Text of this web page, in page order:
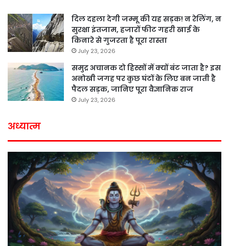
दिल दहला देगी जम्मू की यह सड़क! न रेलिंग, न
सुरक्षा इंतजाम, हजारों फीट गहरी खाई के
किनारे से गुजरता है पूरा रास्ता
July 23, 2026
समुद्र अचानक दो हिस्सों में क्यों बंट जाता है? इस
अनोखी जगह पर कुछ घंटों के लिए बन जाती है
पैदल सड़क, जानिए पूरा वैज्ञानिक राज
July 23, 2026
अध्यात्म